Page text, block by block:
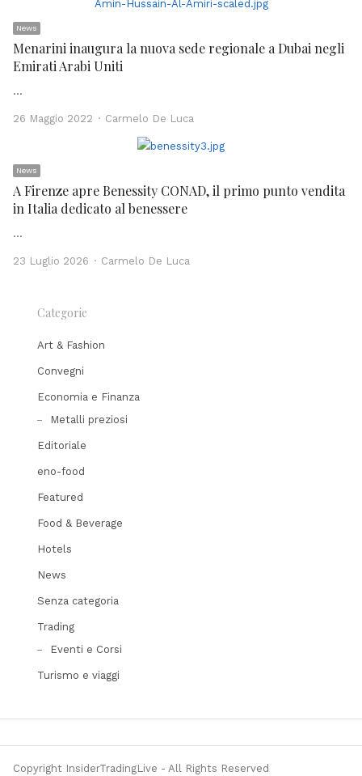
News
Menarini inaugura la nuova sede regionale a Dubai negli
Emirati Arabi Uniti
…
26 Maggio 2022 Author
Carmelo De Luca
News
A Firenze apre Benessity CONAD, il primo punto vendita
in Italia dedicato al benessere
…
23 Luglio 2026 Author
Carmelo De Luca
Categorie
Art & Fashion
Convegni
Economia e Finanza
Metalli preziosi
Editoriale
eno-food
Featured
Food & Beverage
Hotels
News
Senza categoria
Trading
Eventi e Corsi
Turismo e viaggi
Copyright InsiderTradingLive - All Rights Reserved